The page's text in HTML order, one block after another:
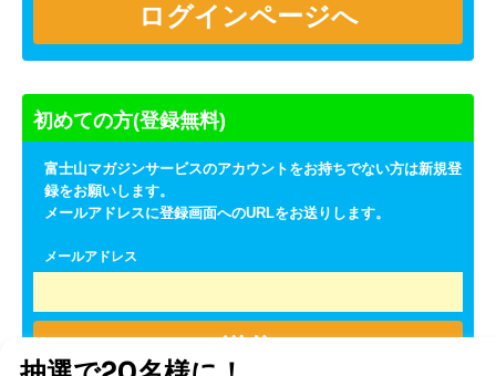
初めての方(登録無料)
富士山マガジンサービスのアカウントをお持ちでない方は新規登
録をお願いします。
メールアドレスに登録画面へのURLをお送りします。
メールアドレス